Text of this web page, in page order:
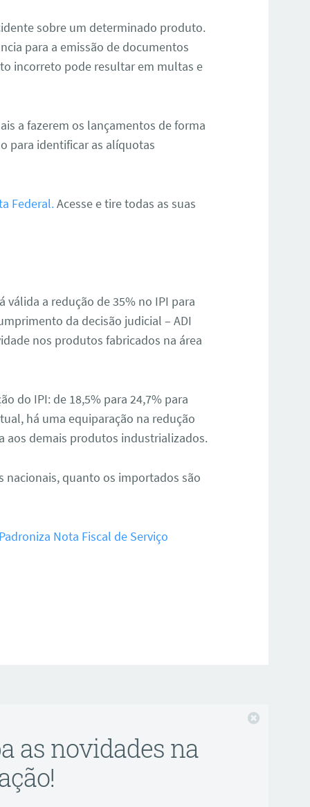
sobre um determinado produto.
para a emissão de documentos
incorreto pode resultar em multas e
a fazerem os lançamentos de forma
para identificar as alíquotas
Federal.Acesse e tire todas as suas
válida a redução de 35% no IPI para
da decisão judicial – ADI
nos produtos fabricados na área
do IPI: de 18,5% para 24,7% para
há uma equiparação na redução
aos demais produtos industrializados.
nacionais, quanto os importados são
Nota Fiscal de Serviço
as novidades na